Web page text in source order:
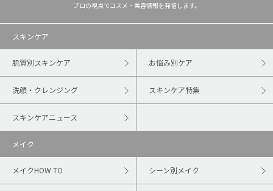
プロの視点でコスメ・美容情報を発信します。
スキンケア
肌質別スキンケア お悩み別ケア
洗顔・クレンジング スキンケア特集
スキンケアニュース
メイク
メイクHOW TO シーン別メイク